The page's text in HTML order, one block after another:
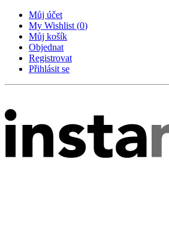
Můj účet
My Wishlist (0)
Můj košík
Objednat
Registrovat
Přihlásit se